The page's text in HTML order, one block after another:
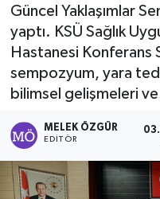
Güncel Yaklaşımlar
yaptı. KSÜ Sağlık
Hastanesi Konferans
sempozyum, yara
bilimsel gelişmeleri ve
MELEK ÖZGÜR
EDITÖR
Spor
Tarih - Kültür -